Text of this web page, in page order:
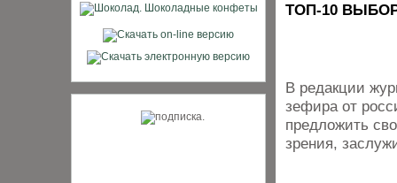
ТОП-10
В редакции
зефира от
предложить
зрения,